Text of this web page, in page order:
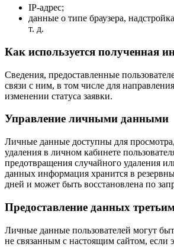
IP-адрес;
данные о типе браузера,
т. д.
Как используется полученная
Сведения, предоставленные
связи с ним, в том числе для
изменении статуса заявки.
Управление личными данными
Личные данные доступны для
удаления в личном кабинете
предотвращения случайного удаления
данных информация хранится в
дней и может быть восстановлена по
Предоставление данных
Личные данные пользователей могут
не связанным с настоящим сайтом, если